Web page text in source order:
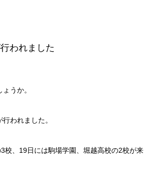
われました
うか。
われました。
校、19日には駒場学園、堀越高校の2校が来